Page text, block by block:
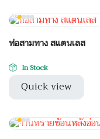
ท่อสามทาง สแตนเลส
In Stock
Quick view